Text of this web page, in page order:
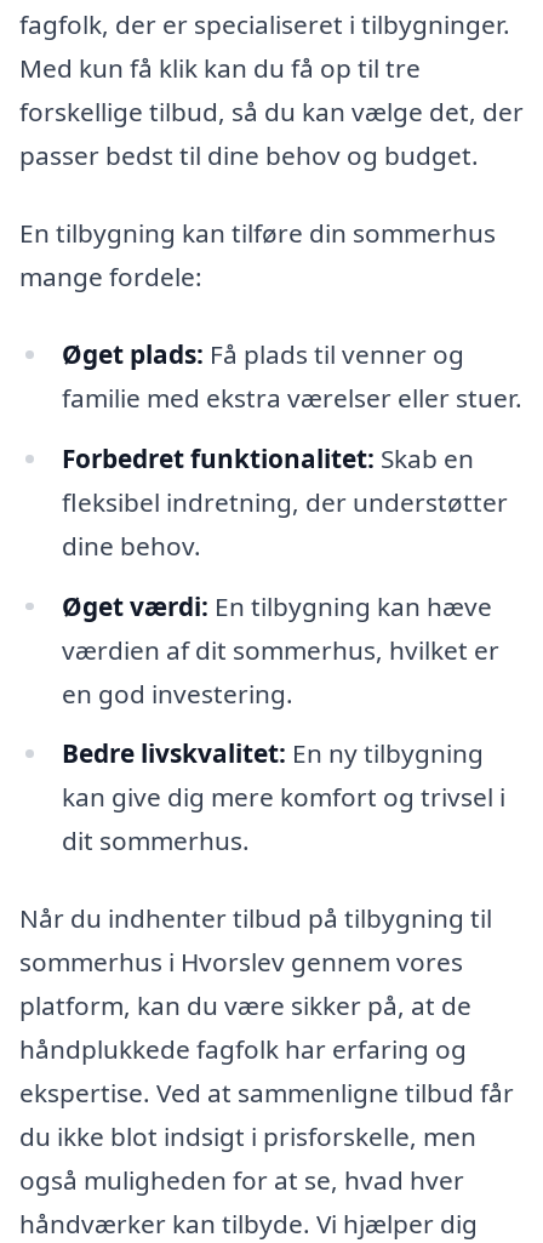
fagfolk, der er specialiseret i tilbygninger.
Med kun få klik kan du få op til tre
forskellige tilbud, så du kan vælge det, der
passer bedst til dine behov og budget.
En tilbygning kan tilføre din sommerhus
mange fordele:
Øget plads: Få plads til venner og
familie med ekstra værelser eller stuer.
Forbedret funktionalitet: Skab en
fleksibel indretning, der understøtter
dine behov.
Øget værdi: En tilbygning kan hæve
værdien af dit sommerhus, hvilket er
en god investering.
Bedre livskvalitet: En ny tilbygning
kan give dig mere komfort og trivsel i
dit sommerhus.
Når du indhenter tilbud på tilbygning til
sommerhus i Hvorslev gennem vores
platform, kan du være sikker på, at de
håndplukkede fagfolk har erfaring og
ekspertise. Ved at sammenligne tilbud får
du ikke blot indsigt i prisforskelle, men
også muligheden for at se, hvad hver
håndværker kan tilbyde. Vi hjælper dig